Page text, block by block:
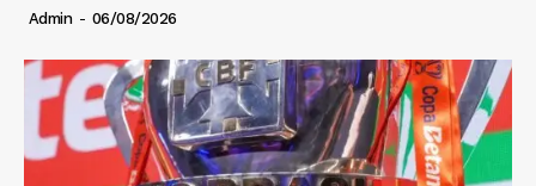
Admin - 06/08/2026